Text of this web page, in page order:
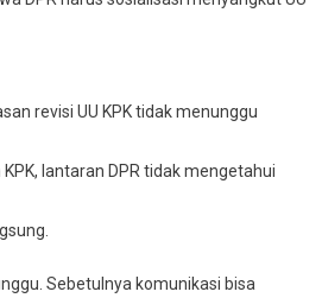
revisi UU KPK tidak menunggu
lantaran DPR tidak mengetahui
Sebetulnya komunikasi bisa